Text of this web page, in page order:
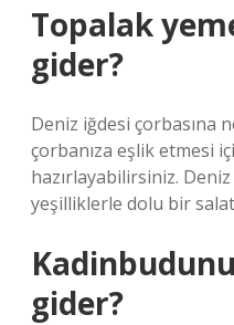
Topalak
gider?
Deniz iğdesi çorbasına
çorbanıza eşlik etmesi
hazırlayabilirsiniz.
yeşilliklerle dolu bir
gider?